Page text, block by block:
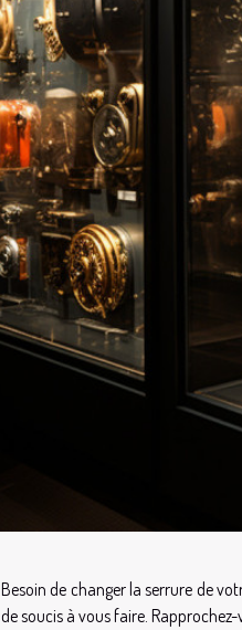
Besoin de changer la serrure de
de soucis à vous faire.